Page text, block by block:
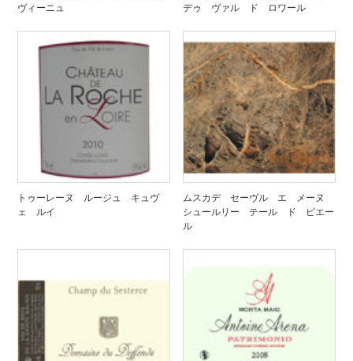
ヴィーニュ
デゥ ヴァル ド ロワール
トゥーレーヌ ルージュ キュヴ
ェ ルイ
ムスカデ セーヴル エ メーヌ
シュールリー テール ド ピエー
ル